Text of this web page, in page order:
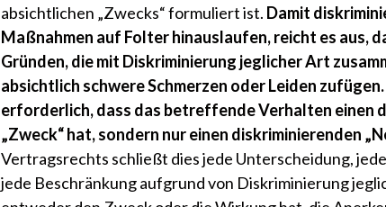
absichtlichen „Zwecks“ formuliert ist. Damit
Maßnahmen auf Folter hinauslaufen, reicht es aus,
Gründen, die mit Diskriminierung jeglicher Art
absichtlich schwere Schmerzen oder Leiden
erforderlich, dass das betreffende Verhalten einen
„Zweck“ hat, sondern nur einen diskriminierenden
Vertragsrechts schließt dies jede Unterscheidung,
jede Beschränkung aufgrund von Diskriminierung